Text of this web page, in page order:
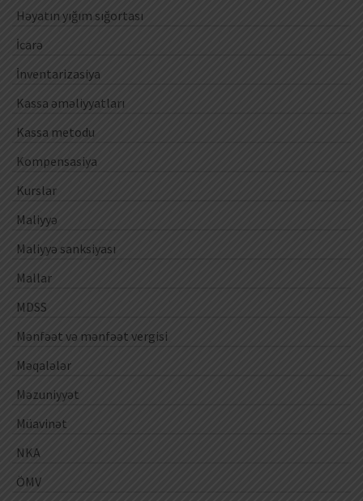
Həyatın yığım sığortası
İcarə
İnventarizasiya
Kassa əməliyyatları
Kassa metodu
Kompensasiya
Kurslar
Maliyyə
Maliyyə sanksiyası
Mallar
MDSS
Mənfəət və mənfəət vergisi
Məqalələr
Məzuniyyət
Müavinət
NKA
ÖMV